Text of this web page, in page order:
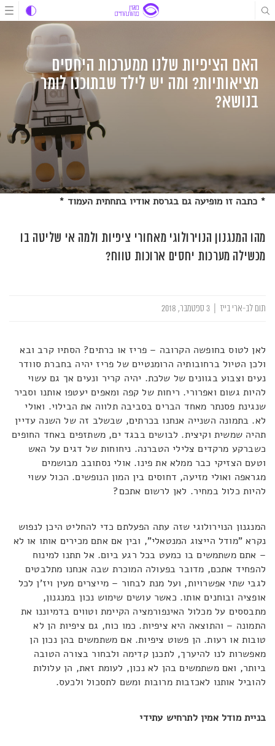
דלג
לתוכן
דלג
דלג
האם הציפיות שלנו ממערכות היחסים
מציאותיות? ומה יש לילד שבתוכנו לומר
בנושא?
* כתבה זו מופיעה גם בגרסת אודיו בתחתית העמוד *
מהו המנגנון הנוירולוגי מאחורי ציפיות ולמה אי שליטה בו
מכשילה מערכות יחסים ארוכות טווח?
תום לב-ארי בייז
לאן לטוס בחופשה הקרובה – פריז או כרתים? הסתיו קרב ובא
ולכן הטיול ברחובותיה הרומנטיים של פריז יהיה בחברת סוודר
נעים וצבוע בגוונים של שלכת. יהיה קריר ונעים אך גם עשוי
להיות גשום ואפרורי. ריחות של קפה ומאפים יעטפו אותנו וסביר
שנגינת פסנתר מאחד הברים בסביבה תלווה את הבילוי. ואולי
לא. בתמונה השנייה אנחנו בכרתים, שבשלב זה של השנה עדיין
תהיה שמשית וקיצית. לבושים בבגד ים, משתזפים באחד החופים
כשברקע מרקדים צלילי הטברנה. ניחוחות של דגים על האש
וטעם הצזיקי כבר ממלא את פינו. אולי נסתובב מבושמים
מגראפה ואולי מזיעה, דחוסים בין המון הנופשים. הכול עשוי
להיות כלול במחיר. לאן לרשום אתכם?
המנגנון הנוירולוגי שזה עתה הפעלתם כדי להחליט היכן לנפוש
נקרא "מודל הייצוג המנטאלי", ובין אם אתם מכירים אותו או לא
– אתם משתמשים בו כמעט בכל רגע ביום. אל תתנו למינוח
להפחיד אתכם, מדובר בפעולה המוכרת שבה אנחנו מתלבטים
לגבי שתי אפשרויות, ועל מנת לבחור – מייצרים מעין ויז'ן לכל
אופציה ובוחנים אותו. כאשר עושים שימוש נכון במנגנון,
מתבססים על מכלול האינפורמציה הקיימת וטווים בדמיוננו את
התמונה – והתוצאה היא ציפיות. כמו כוח, גם ציפיות הן לא
טובות או רעות. הן פשוט ציפיות. אם משתמשים בהן נכון הן
מאפשרות לנו להיערך, לתכנן קדימה ולבחור בצורה הטובה
ביותר, ואם משתמשים בהן לא נכון, לעומת זאת, הן עלולות
להוביל אותנו לאכזבות מרובות ומשם לתסכול ולכעס.
בניית מודל אמין לתרחיש עתידי